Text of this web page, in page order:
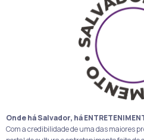
Onde há Salvador, há
Com a credibilidade de uma das maiores